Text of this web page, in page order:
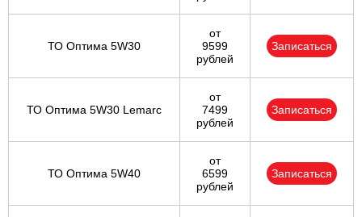
ТО Оптима 5W30
от
9599
рублей
Записаться
ТО Оптима 5W30 Lemarc
от
7499
рублей
Записаться
ТО Оптима 5W40
от
6599
рублей
Записаться